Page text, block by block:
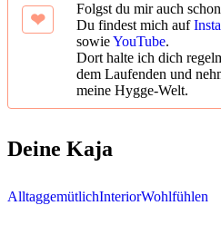
Folgst du mir auch
Du findest mich auf
sowieYouTube.
Dort halte ich dich
dem Laufenden und
meine Hygge-Welt.
Deine Kaja
AlltaggemütlichInteriorWohlfühlen